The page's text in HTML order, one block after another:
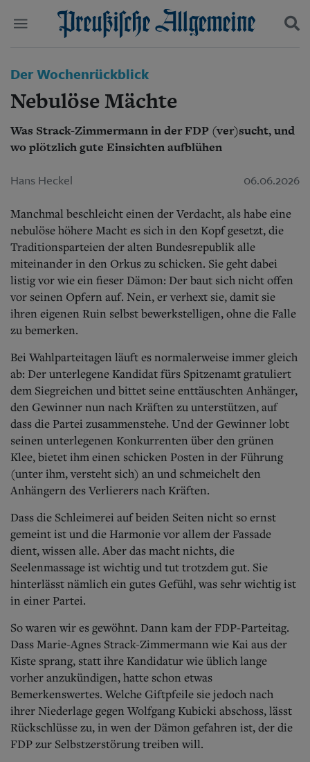
Start
Wer wir sind
Aktuelle Ausgabe
Abo Prämien
Archiv
Mediadaten
Politik
Wirtschaft
Gesellschaft
Leben
Berlin-Brandenburg
Schlesien
Danzig und Westpreußen
Bücher
Kontakt
Impressum
Datenschutz
Suchen und finden
Der Wochenrückblick
Nebulöse Mächte
Was Strack-Zimmermann in der FDP (ver)sucht, und
wo plötzlich gute Einsichten aufblühen
Hans Heckel 06.06.2026
Manchmal beschleicht einen der Verdacht, als habe eine
nebulöse höhere Macht es sich in den Kopf gesetzt, die
Traditionsparteien der alten Bundesrepublik alle
miteinander in den Orkus zu schicken. Sie geht dabei
listig vor wie ein fieser Dämon: Der baut sich nicht offen
vor seinen Opfern auf. Nein, er verhext sie, damit sie
ihren eigenen Ruin selbst bewerkstelligen, ohne die Falle
zu bemerken.
Bei Wahlparteitagen läuft es normalerweise immer gleich
ab: Der unterlegene Kandidat fürs Spitzenamt gratuliert
dem Siegreichen und bittet seine enttäuschten Anhänger,
den Gewinner nun nach Kräften zu unterstützen, auf
dass die Partei zusammenstehe. Und der Gewinner lobt
seinen unterlegenen Konkurrenten über den grünen
Klee, bietet ihm einen schicken Posten in der Führung
(unter ihm, versteht sich) an und schmeichelt den
Anhängern des Verlierers nach Kräften.
Dass die Schleimerei auf beiden Seiten nicht so ernst
gemeint ist und die Harmonie vor allem der Fassade
dient, wissen alle. Aber das macht nichts, die
Seelenmassage ist wichtig und tut trotzdem gut. Sie
hinterlässt nämlich ein gutes Gefühl, was sehr wichtig ist
in einer Partei.
So waren wir es gewöhnt. Dann kam der FDP-Parteitag.
Dass Marie-Agnes Strack-Zimmermann wie Kai aus der
Kiste sprang, statt ihre Kandidatur wie üblich lange
vorher anzukündigen, hatte schon etwas
Bemerkenswertes. Welche Giftpfeile sie jedoch nach
ihrer Niederlage gegen Wolfgang Kubicki abschoss, lässt
Rückschlüsse zu, in wen der Dämon gefahren ist, der die
FDP zur Selbstzerstörung treiben will.